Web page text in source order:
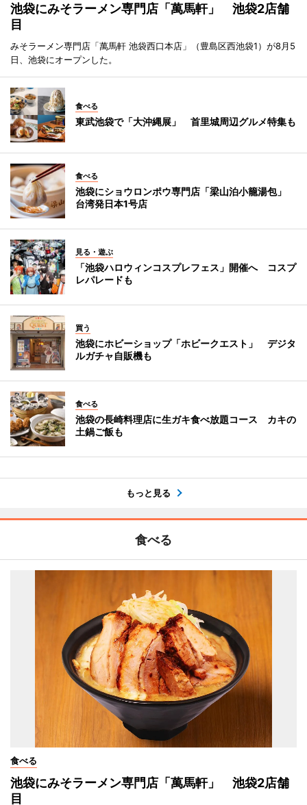
池袋にみそラーメン専門店「萬馬軒」 池袋2店舗
目
みそラーメン専門店「萬馬軒 池袋西口本店」（豊島区西池袋1）が8月5
日、池袋にオープンした。
食べる
東武池袋で「大沖縄展」 首里城周辺グルメ特集も
食べる
池袋にショウロンポウ専門店「梁山泊小籠湯包」
台湾発日本1号店
見る・遊ぶ
「池袋ハロウィンコスプレフェス」開催へ コスプ
レパレードも
買う
池袋にホビーショップ「ホビークエスト」 デジタ
ルガチャ自販機も
食べる
池袋の長崎料理店に生ガキ食べ放題コース カキの
土鍋ご飯も
もっと見る
食べる
食べる
池袋にみそラーメン専門店「萬馬軒」 池袋2店舗
目